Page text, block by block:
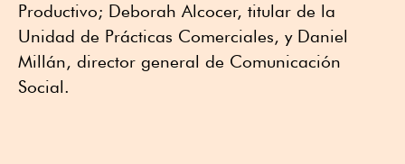
Productivo; Deborah Alcocer, titular de la
Unidad de Prácticas Comerciales, y Daniel
Millán, director general de Comunicación
Social.